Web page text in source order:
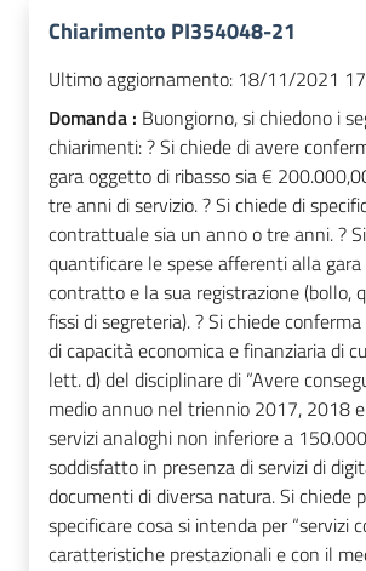
Chiarimento PI354048-21
Ultimo aggiornamento: 18/11/2021
Domanda : Buongiorno, si chiedono i
chiarimenti: ? Si chiede di avere
gara oggetto di ribasso sia €
tre anni di servizio. ? Si chiede di
contrattuale sia un anno o tre anni. ?
quantificare le spese afferenti alla
contratto e la sua registrazione (bollo,
fissi di segreteria). ? Si chiede
di capacità economica e finanziaria di
lett. d) del disciplinare di “Avere
medio annuo nel triennio 2017, 2018
servizi analoghi non inferiore a
soddisfatto in presenza di servizi di
documenti di diversa natura. Si chiede
specificare cosa si intenda per “servizi
caratteristiche prestazionali e con il